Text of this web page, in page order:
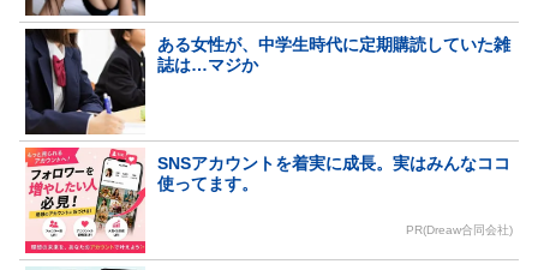
ある女性が、中学生時代に定期購読していた雑
誌は…マジか
SNSアカウントを着実に成長。実はみんなココ
使ってます。
PR(Dreaw合同会社)